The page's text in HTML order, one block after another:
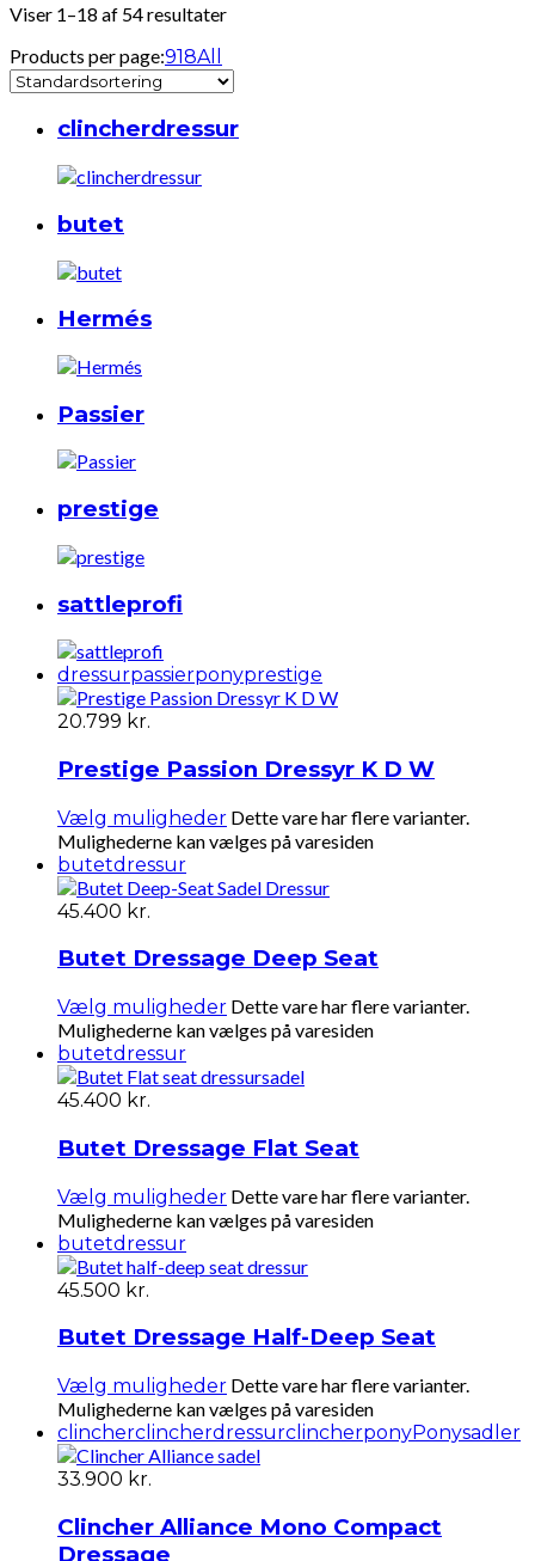
Viser 1–18 af 54 resultater
Products per page:918All
clincherdressur
butet
Hermés
Passier
prestige
sattleprofi
dressurpassierponyprestige
20.799 kr.
Prestige Passion Dressyr K D W
Vælg muligheder Dette vare har flere varianter.
Mulighederne kan vælges på varesiden
butetdressur
45.400 kr.
Butet Dressage Deep Seat
Vælg muligheder Dette vare har flere varianter.
Mulighederne kan vælges på varesiden
butetdressur
45.400 kr.
Butet Dressage Flat Seat
Vælg muligheder Dette vare har flere varianter.
Mulighederne kan vælges på varesiden
butetdressur
45.500 kr.
Butet Dressage Half-Deep Seat
Vælg muligheder Dette vare har flere varianter.
Mulighederne kan vælges på varesiden
clincherclincherdressurclincherponyPonysadler
33.900 kr.
Clincher Alliance Mono Compact
Dressage